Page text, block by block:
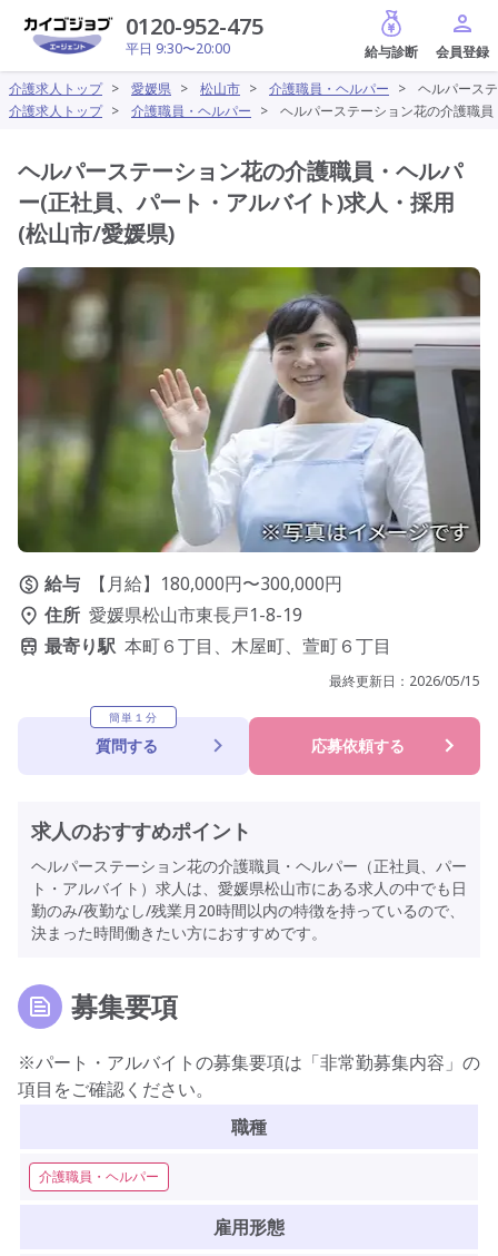
0120-952-475
平日 9:30〜20:00
給与診断
介護求人トップ > 愛媛県 > 松山市 > 介護職員・ヘルパー >
ヘルパース
介護求人トップ > 介護職員・ヘルパー > ヘルパーステーション花の介護職
ヘルパーステーション花の介護職員・ヘルパ
ー(正社員、パート・アルバイト)求人・採用
(松山市/愛媛県)
給与
【月給】180,000円〜300,000円
住所 愛媛県松山市東長戸1-8-19
最寄り駅 本町６丁目、木屋町、萱町６丁目
最終更新日： 2026/05/15
簡単１分
質問する 応募依頼する
求人のおすすめポイント
ヘルパーステーション花の介護職員・ヘルパー（正社員、パー
ト・アルバイト）求人は、愛媛県松山市にある求人の中でも日
勤のみ/夜勤なし/残業月20時間以内の特徴を持っているので、
決まった時間働きたい方におすすめです。
募集要項
※パート・アルバイトの募集要項は「非常勤募集内容」の
項目をご確認ください。
職種
介護職員・ヘルパー
雇用形態